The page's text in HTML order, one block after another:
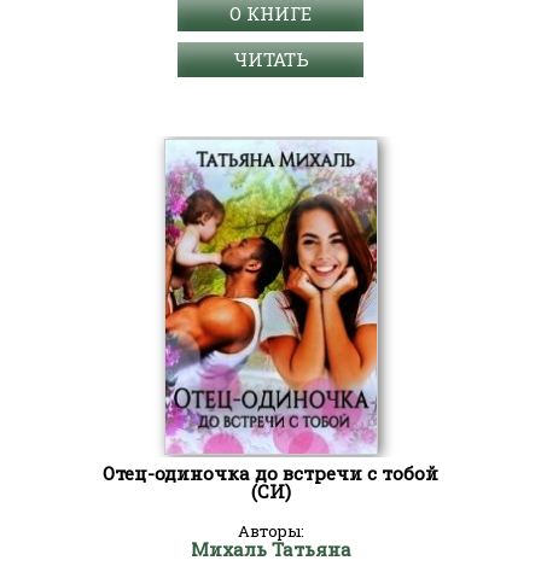
О КНИГЕ
ЧИТАТЬ
Отец-одиночка до встречи с тобой
(СИ)
Авторы:
Михаль Татьяна